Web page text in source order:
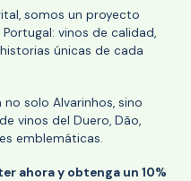
somos un proyecto
vinos de calidad,
únicas de cada
solo Alvarinhos, sino
vinos del Duero, Dão,
emblemáticas.
ahora y obtenga un 10%